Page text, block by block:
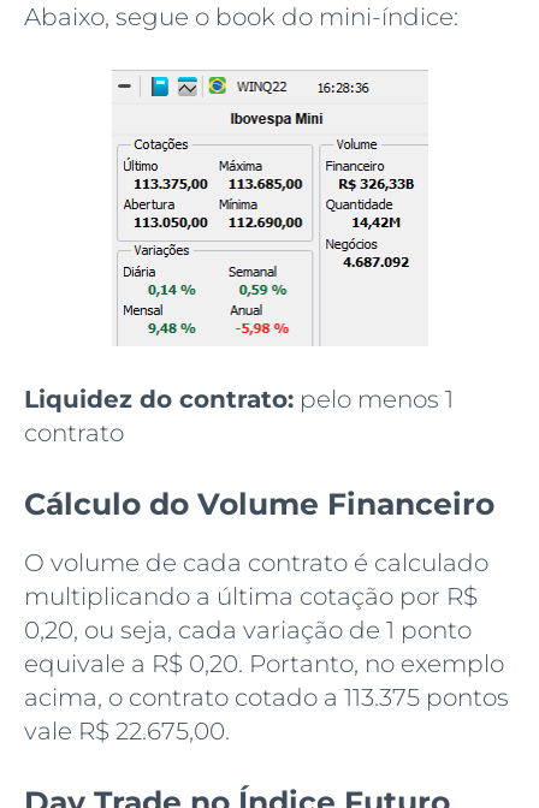
Abaixo, segue o book do mini-índice:
Liquidez do contrato: pelo menos 1
contrato
Cálculo do Volume Financeiro
O volume de cada contrato é calculado
multiplicando a última cotação por R$
0,20, ou seja, cada variação de 1 ponto
equivale a R$ 0,20. Portanto, no exemplo
acima, o contrato cotado a 113.375 pontos
vale R$ 22.675,00.